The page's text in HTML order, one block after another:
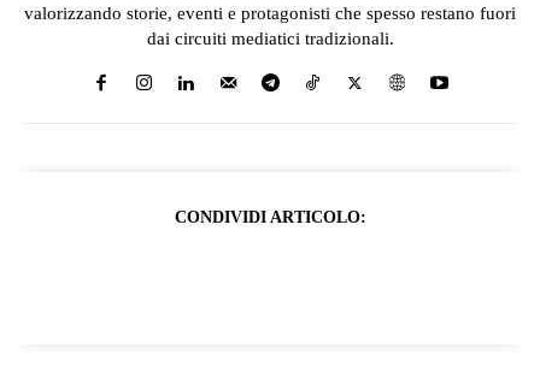
valorizzando storie, eventi e protagonisti che spesso restano fuori
dai circuiti mediatici tradizionali.
CONDIVIDI ARTICOLO: